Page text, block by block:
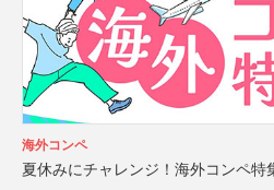
海外コンペ
夏休みにチャレンジ！海外コンペ特